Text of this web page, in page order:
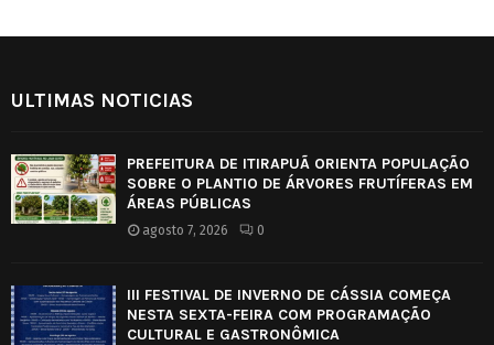
ULTIMAS NOTICIAS
PREFEITURA DE ITIRAPUÃ ORIENTA POPULAÇÃO
SOBRE O PLANTIO DE ÁRVORES FRUTÍFERAS EM
ÁREAS PÚBLICAS
agosto 7, 2026 0
III FESTIVAL DE INVERNO DE CÁSSIA COMEÇA
NESTA SEXTA-FEIRA COM PROGRAMAÇÃO
CULTURAL E GASTRONÔMICA